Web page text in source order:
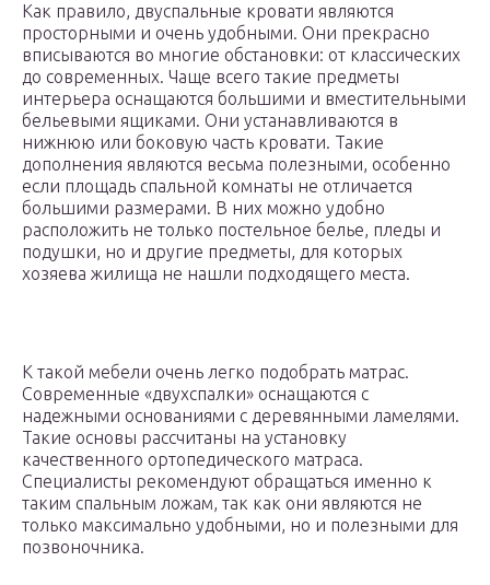
Как правило, двуспальные кровати являются
просторными и очень удобными. Они прекрасно
вписываются во многие обстановки: от классических
до современных. Чаще всего такие предметы
интерьера оснащаются большими и вместительными
бельевыми ящиками. Они устанавливаются в
нижнюю или боковую часть кровати. Такие
дополнения являются весьма полезными, особенно
если площадь спальной комнаты не отличается
большими размерами. В них можно удобно
расположить не только постельное белье, пледы и
подушки, но и другие предметы, для которых
хозяева жилища не нашли подходящего места.
К такой мебели очень легко подобрать матрас.
Современные «двухспалки» оснащаются с
надежными основаниями с деревянными ламелями.
Такие основы рассчитаны на установку
качественного ортопедического матраса.
Специалисты рекомендуют обращаться именно к
таким спальным ложам, так как они являются не
только максимально удобными, но и полезными для
позвоночника.